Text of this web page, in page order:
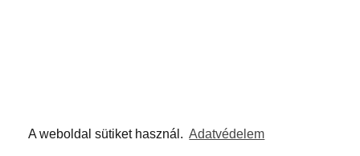
A weboldal sütiket használ. Adatvédelem